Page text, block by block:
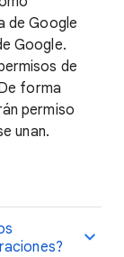
de Google
Google.
de
forma
permiso
unan.